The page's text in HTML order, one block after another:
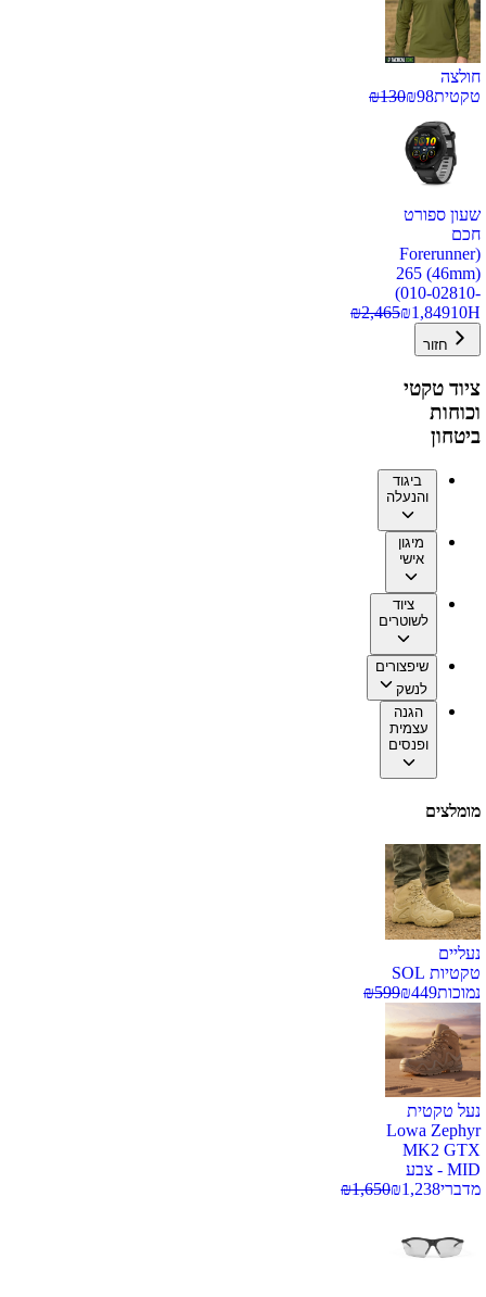
חולצה
טקטית
₪98
₪130
שעון ספורט
חכם
(Forerunner
265 (46mm)
(010-02810-
10H
₪1,849
₪2,465
חזור
ציוד טקטי
וכוחות
ביטחון
ביגוד
והנעלה
מיגון
אישי
ציוד
לשוטרים
שיפצורים
לנשק
הגנה
עצמית
ופנסים
מומלצים
נעליים
טקטיות SOL
נמוכות
₪449
₪599
נעל טקטית
Lowa Zephyr
MK2 GTX
MID - צבע
מדברי
₪1,238
₪1,650